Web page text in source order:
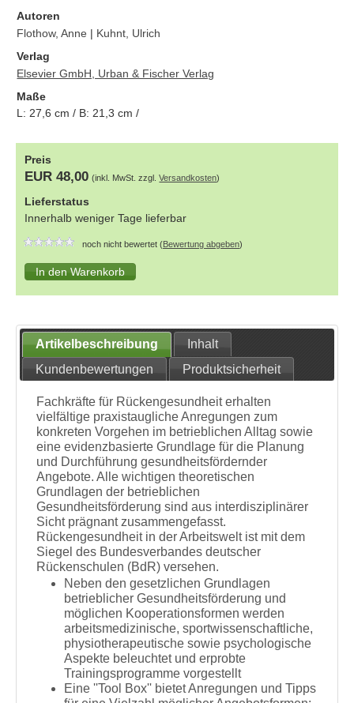
Autoren
Flothow, Anne | Kuhnt, Ulrich
Verlag
Elsevier GmbH, Urban & Fischer Verlag
Maße
L:27,6 cm / B:21,3 cm /
Preis
EUR 48,00 (inkl. MwSt. zzgl.Versandkosten)
Lieferstatus
Innerhalb weniger Tage lieferbar
noch nicht bewertet (Bewertung abgeben)
Artikelbeschreibung
Inhalt
Kundenbewertungen
Produktsicherheit
Fachkräfte für Rückengesundheit erhalten
vielfältige praxistaugliche Anregungen zum
konkreten Vorgehen im betrieblichen Alltag sowie
eine evidenzbasierte Grundlage für die Planung
und Durchführung gesundheitsfördernder
Angebote. Alle wichtigen theoretischen
Grundlagen der betrieblichen
Gesundheitsförderung sind aus interdisziplinärer
Sicht prägnant zusammengefasst.
Rückengesundheit in der Arbeitswelt ist mit dem
Siegel des Bundesverbandes deutscher
Rückenschulen (BdR) versehen.
Neben den gesetzlichen Grundlagen
betrieblicher Gesundheitsförderung und
möglichen Kooperationsformen werden
arbeitsmedizinische, sportwissenschaftliche,
physiotherapeutische sowie psychologische
Aspekte beleuchtet und erprobte
Trainingsprogramme vorgestellt
Eine ''Tool Box'' bietet Anregungen und Tipps